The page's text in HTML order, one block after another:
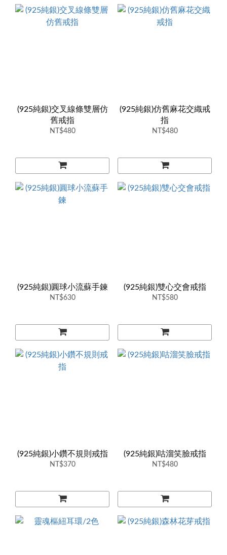
(925純銀)交叉線條雙層仿
舊戒指
NT$480
(925純銀)仿舊麻花交織戒
指
NT$480
(925純銀)圓球小流蘇手鍊
NT$630
(925純銀)雙心交會戒指
NT$580
(925純銀)小鑽不規則戒指
NT$370
(925純銀)咕溜笑臉戒指
NT$480